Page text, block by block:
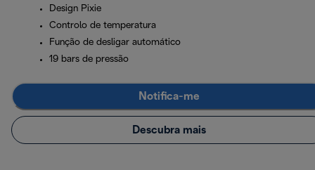
Design Pixie
Controlo de temperatura
Função de desligar automático
19 bars de pressão
Notifica-me
Descubra mais